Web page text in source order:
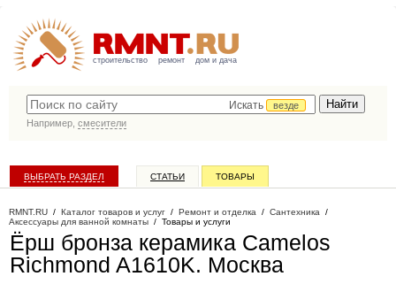
строительство ремонт дом и дача
Искать
везде
Например, смесители
ВЫБРАТЬ РАЗДЕЛ СТАТЬИ ТОВАРЫ
RMNT.RU / Каталог товаров и услуг / Ремонт и отделка / Сантехника /
Аксессуары для ванной комнаты / Товары и услуги
Ёрш бронза керамика Camelos
Richmond A1610K. Москва